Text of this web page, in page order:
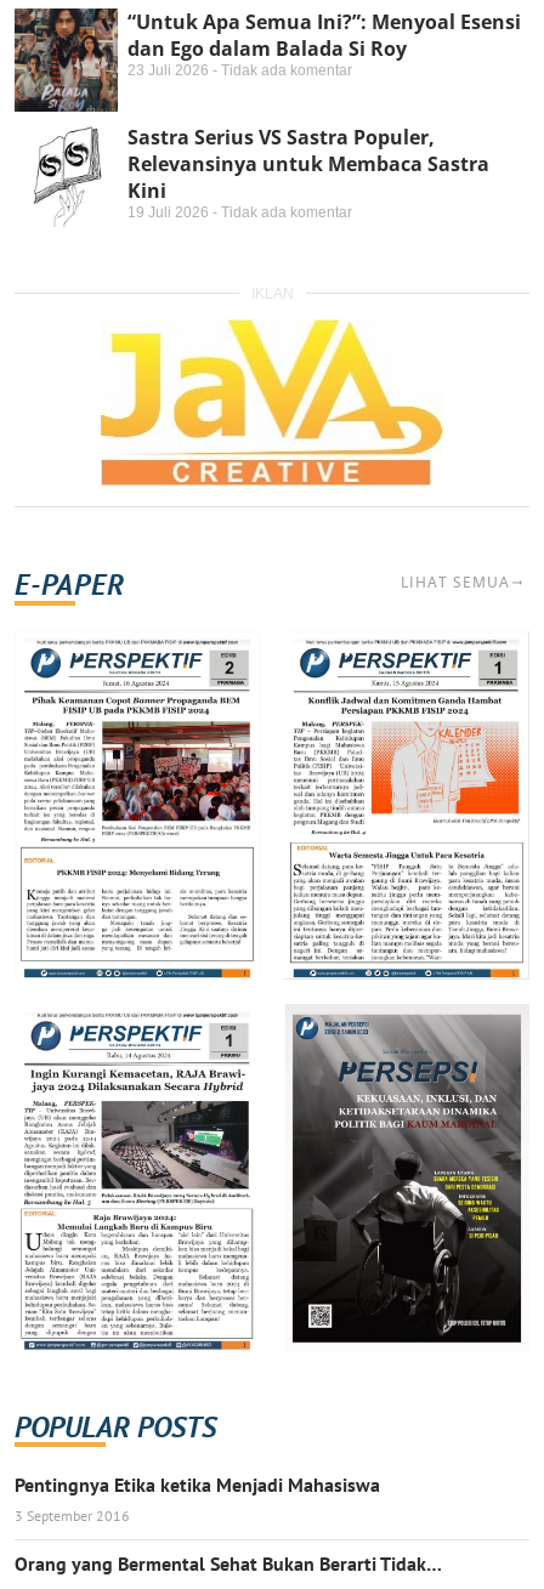
“Untuk Apa Semua Ini?”: Menyoal Esensi
dan Ego dalam Balada Si Roy
23 Juli 2026 Tidak ada komentar
Sastra Serius VS Sastra Populer,
Relevansinya untuk Membaca Sastra
Kini
19 Juli 2026 Tidak ada komentar
IKLAN
E-PAPER LIHAT SEMUA
POPULAR POSTS
Pentingnya Etika ketika Menjadi Mahasiswa
3 September 2016
Orang yang Bermental Sehat Bukan Berarti Tidak…